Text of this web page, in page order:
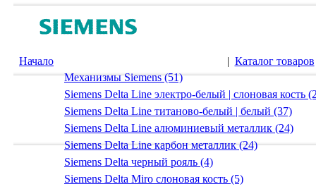
Начало | Каталог товаров
Механизмы Siemens (51)
Siemens Delta Line электро-белый | слоновая кость
Siemens Delta Line титаново-белый | белый (37)
Siemens Delta Line алюминиевый металлик (24)
Siemens Delta Line карбон металлик (24)
Siemens Delta черный рояль (4)
Siemens Delta Miro слоновая кость (5)